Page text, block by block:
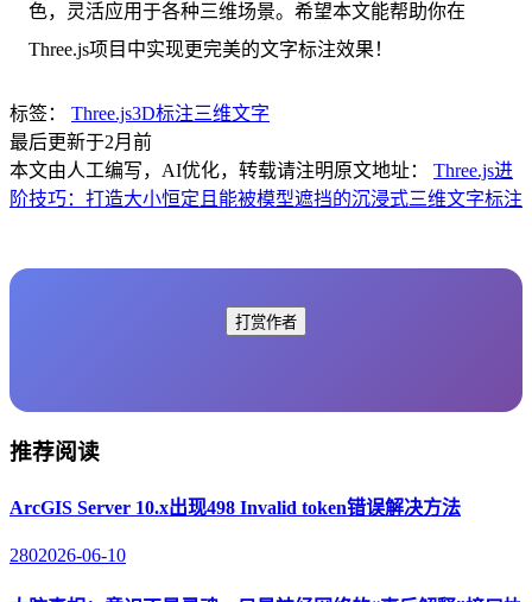
色，灵活应用于各种三维场景。希望本文能帮助你在
Three.js项目中实现更完美的文字标注效果！
标签： Three.js3D标注三维文字
最后更新于2月前
本文由人工编写，AI优化，转载请注明原文地址： Three.js进
阶技巧：打造大小恒定且能被模型遮挡的沉浸式三维文字标注
打赏作者
推荐阅读
ArcGIS Server 10.x出现498 Invalid token错误解决方法
2802026-06-10